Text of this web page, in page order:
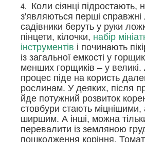
Коли сіянці підростають,
з'являються перші справжні
садівники беруть у руки
пінцети, кілочки, набір
інструментів і починають
із загальної емкості у
менших горщиків – у
процес піде на користь
рослинам. У деяких, після
йде потужний розвиток
стовбури стають міцнішими,
ширшим. А інші, можна
перевалити із земляною
пошкодження коріння.